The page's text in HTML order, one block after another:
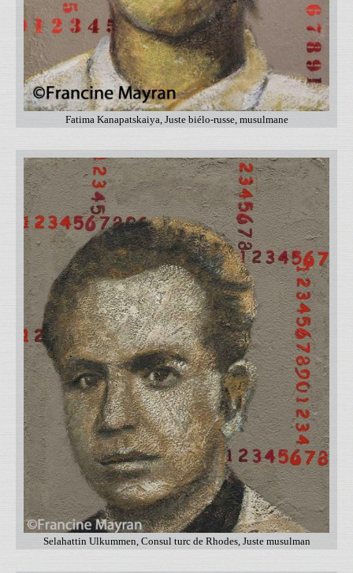
Fatima Kanapatskaiya, Juste biélo-russe, musulmane
Selahattin Ulkummen, Consul turc de Rhodes, Juste musulman